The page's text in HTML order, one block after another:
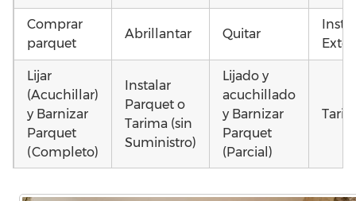
Comprar
parquet
Abrillantar Quitar
Lijar
(Acuchillar)
y Barnizar
Parquet
(Completo)
Instalar
Parquet o
Tarima (sin
Suministro)
Lijado y
acuchillado
y Barnizar
Parquet
(Parcial)